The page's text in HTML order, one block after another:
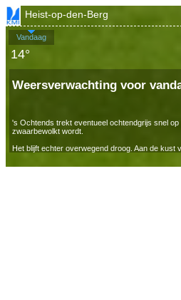
Heist-op-den-Berg
Vandaag
14°
Weersverwachting voor
's Ochtends trekt eventueel ochtendgrijs snel
zwaarbewolkt wordt.
Het blijft echter overwegend droog. Aan de